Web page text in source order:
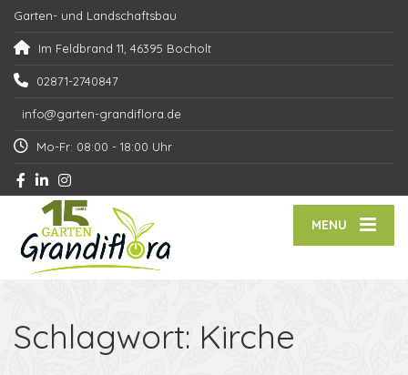
Garten- und Landschaftsbau
Im Feldbrand 11, 46395 Bocholt
02871-2740847
info@garten-grandiflora.de
Mo-Fr: 08:00 - 18:00 Uhr
MENU
Schlagwort: Kirche